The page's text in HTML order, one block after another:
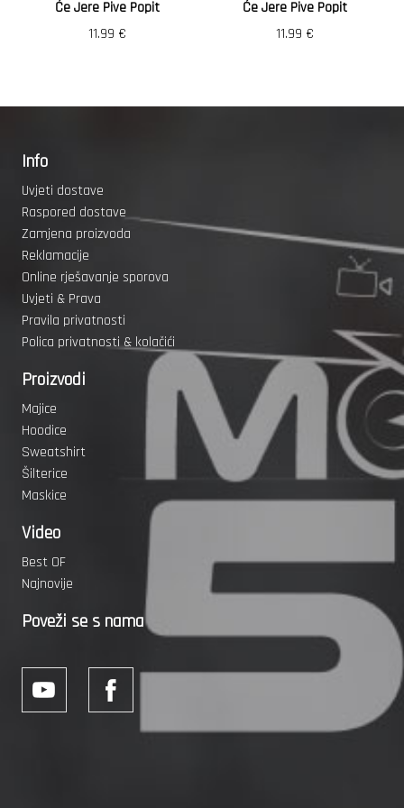
Će Jere Pive Popit
11.99 €
Će Jere Pive Popit
11.99 €
Info
Uvjeti dostave
Raspored dostave
Zamjena proizvoda
Reklamacije
Online rješavanje sporova
Uvjeti & Prava
Pravila privatnosti
Polica privatnosti & kolačići
Proizvodi
Majice
Hoodice
Sweatshirt
Šilterice
Maskice
Video
Best OF
Najnovije
Poveži se s nama